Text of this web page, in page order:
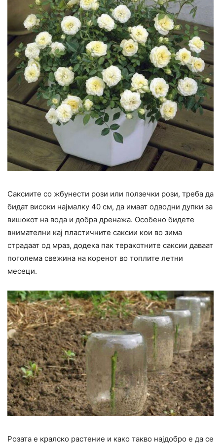
Саксиите со жбунести рози или ползечки рози, треба да
бидат високи најмалку 40 см, да имаат одводни дупки за
вишокот на вода и добра дренажа. Особено бидете
внимателни кај пластичните саксии кои во зима
страдаат од мраз, додека пак теракотните саксии даваат
поголема свежина на коренот во топлите летни
месеци.
Розата е кралско растение и како такво најдобро е да се